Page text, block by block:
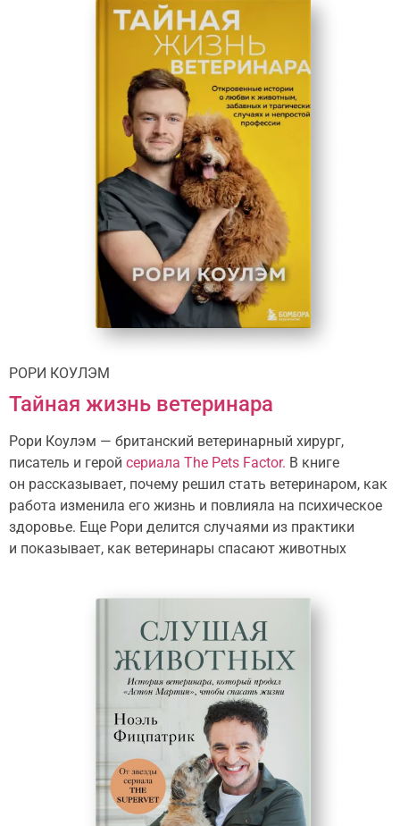
РОРИ КОУЛЭМ
Тайная жизнь ветеринара
Рори Коулэм — британский ветеринарный хирург,
писатель и герой сериала The Pets Factor. В книге
он рассказывает, почему решил стать ветеринаром, как
работа изменила его жизнь и повлияла на психическое
здоровье. Еще Рори делится случаями из практики
и показывает, как ветеринары спасают животных